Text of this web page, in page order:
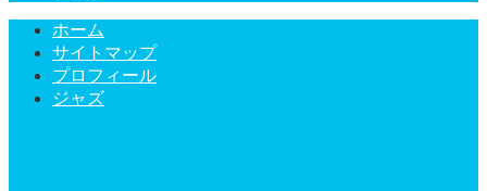
ホーム
サイトマップ
プロフィール
ジャズ